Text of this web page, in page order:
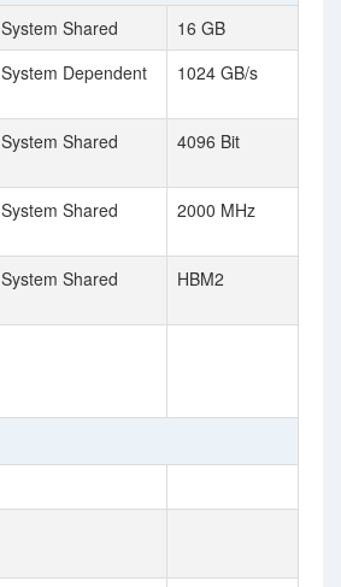
System Shared
16 GB
System Dependent 1024 GB/s
System Shared 4096 Bit
System Shared 2000 MHz
System Shared HBM2